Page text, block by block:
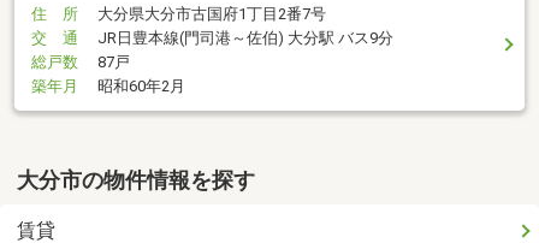
住 所
大分県大分市古国府1丁目2番7号
交 通
JR日豊本線(門司港～佐伯) 大分駅 バス9分
総戸数
87戸
築年月
昭和60年2月
大分市の物件情報を探す
賃貸